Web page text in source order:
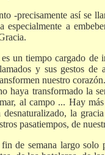
-precisamente así se
a
un tiempo cargado de
y sus gestos de
nuestro
haya transformado la
al campo ... Hay
la
pasatiempos, de
de semana largo solo